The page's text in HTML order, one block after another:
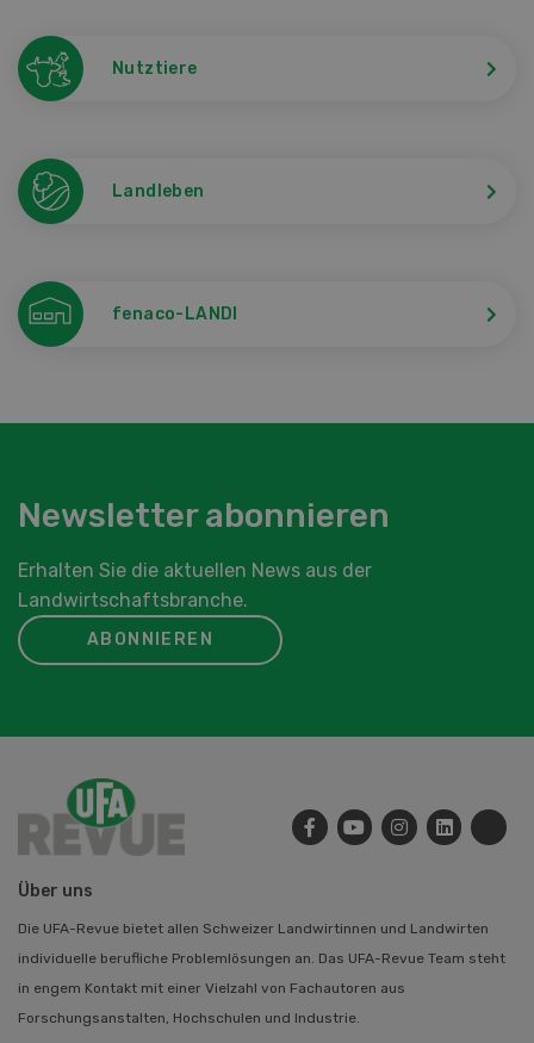
Nutztiere
Landleben
fenaco-LANDI
Newsletter abonnieren
Erhalten Sie die aktuellen News aus der
Landwirtschaftsbranche.
ABONNIEREN
Über uns
Die UFA-Revue bietet allen Schweizer Landwirtinnen und Landwirten
individuelle berufliche Problemlösungen an. Das UFA-Revue Team steht
in engem Kontakt mit einer Vielzahl von Fachautoren aus
Forschungsanstalten, Hochschulen und Industrie.